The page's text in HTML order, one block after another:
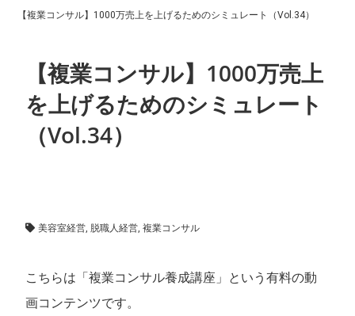
【複業コンサル】1000万売上を上げるためのシミュレート（Vol.34）
【複業コンサル】1000万売上
を上げるためのシミュレート
（Vol.34）
美容室経営 脱職人経営 ,複業コンサル
こちらは「複業コンサル養成講座」という有料の動
画コンテンツです。